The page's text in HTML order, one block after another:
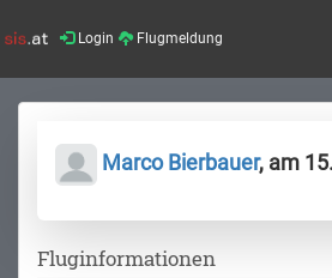
Login Flugmeldung
Marco Bierbauer, am
Fluginformationen